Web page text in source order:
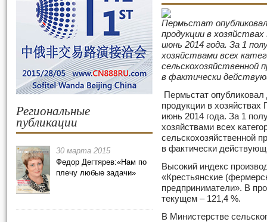
Региональные
публикации
30 марта 2015
Федор Дегтярев:«Нам по
плечу любые задачи»
Пермьстат
продукции в хозяйствах
июнь 2014 года. За 1
хозяйствами всех
сельскохозяйственной
в фактически
Пермьстат
продукции в хозяйствах
июнь 2014 года. За 1
хозяйствами всех
сельскохозяйственной
в фактически
Высокий индекс
«Крестьянские
предприниматели». В
текущем – 121,4 %.
В Министерстве